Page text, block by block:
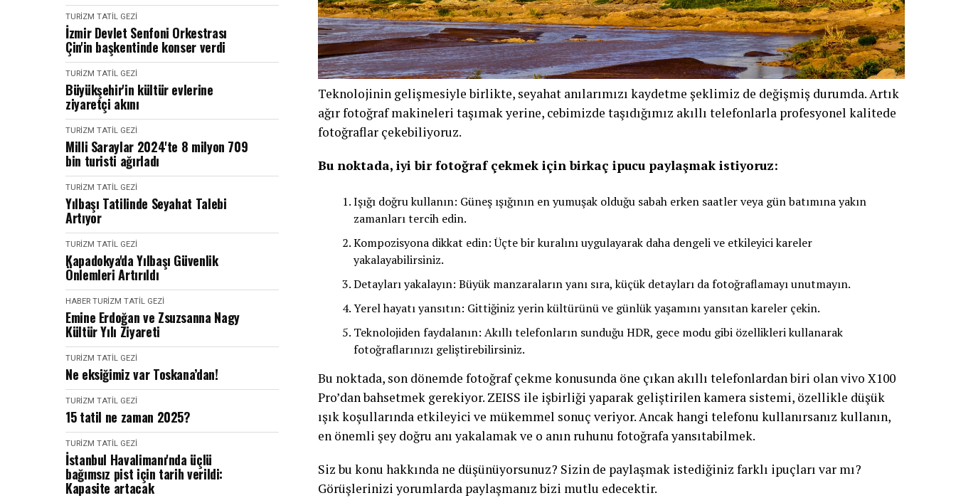
TURIZM TATIL GEZI
İzmir Devlet Senfoni Orkestrası
Çin'in başkentinde konser verdi
TURIZM TATIL GEZI
Büyükşehir'in kültür evlerine
ziyaretçi akını
TURIZM TATIL GEZI
Milli Saraylar 2024'te 8 milyon 709
bin turisti ağırladı
TURIZM TATIL GEZI
Yılbaşı Tatilinde Seyahat Talebi
Artıyor
TURIZM TATIL GEZI
Kapadokya'da Yılbaşı Güvenlik
Önlemleri Artırıldı
HABER TURIZM TATIL GEZI
Emine Erdoğan ve Zsuzsanna Nagy
Kültür Yılı Ziyareti
TURIZM TATIL GEZI
Ne eksiğimiz var Toskana’dan!
TURIZM TATIL GEZI
15 tatil ne zaman 2025?
TURIZM TATIL GEZI
İstanbul Havalimanı'nda üçlü
bağımsız pist için tarih verildi:
Kapasite artacak
Teknolojinin gelişmesiyle birlikte, seyahat anılarımızı kaydetme şeklimiz de değişmiş durumda. Artık
ağır fotoğraf makineleri taşımak yerine, cebimizde taşıdığımız akıllı telefonlarla profesyonel kalitede
fotoğraflar çekebiliyoruz.
Bu noktada, iyi bir fotoğraf çekmek için birkaç ipucu paylaşmak istiyoruz:
Işığı doğru kullanın: Güneş ışığının en yumuşak olduğu sabah erken saatler veya gün batımına yakın
zamanları tercih edin.
Kompozisyona dikkat edin: Üçte bir kuralını uygulayarak daha dengeli ve etkileyici kareler
yakalayabilirsiniz.
Detayları yakalayın: Büyük manzaraların yanı sıra, küçük detayları da fotoğraflamayı unutmayın.
Yerel hayatı yansıtın: Gittiğiniz yerin kültürünü ve günlük yaşamını yansıtan kareler çekin.
Teknolojiden faydalanın: Akıllı telefonların sunduğu HDR, gece modu gibi özellikleri kullanarak
fotoğraflarınızı geliştirebilirsiniz.
Bu noktada, son dönemde fotoğraf çekme konusunda öne çıkan akıllı telefonlardan biri olan vivo X100
Pro’dan bahsetmek gerekiyor. ZEISS ile işbirliği yaparak geliştirilen kamera sistemi, özellikle düşük
ışık koşullarında etkileyici ve mükemmel sonuç veriyor. Ancak hangi telefonu kullanırsanız kullanın,
en önemli şey doğru anı yakalamak ve o anın ruhunu fotoğrafa yansıtabilmek.
Siz bu konu hakkında ne düşünüyorsunuz? Sizin de paylaşmak istediğiniz farklı ipuçları var mı?
Görüşlerinizi yorumlarda paylaşmanız bizi mutlu edecektir.